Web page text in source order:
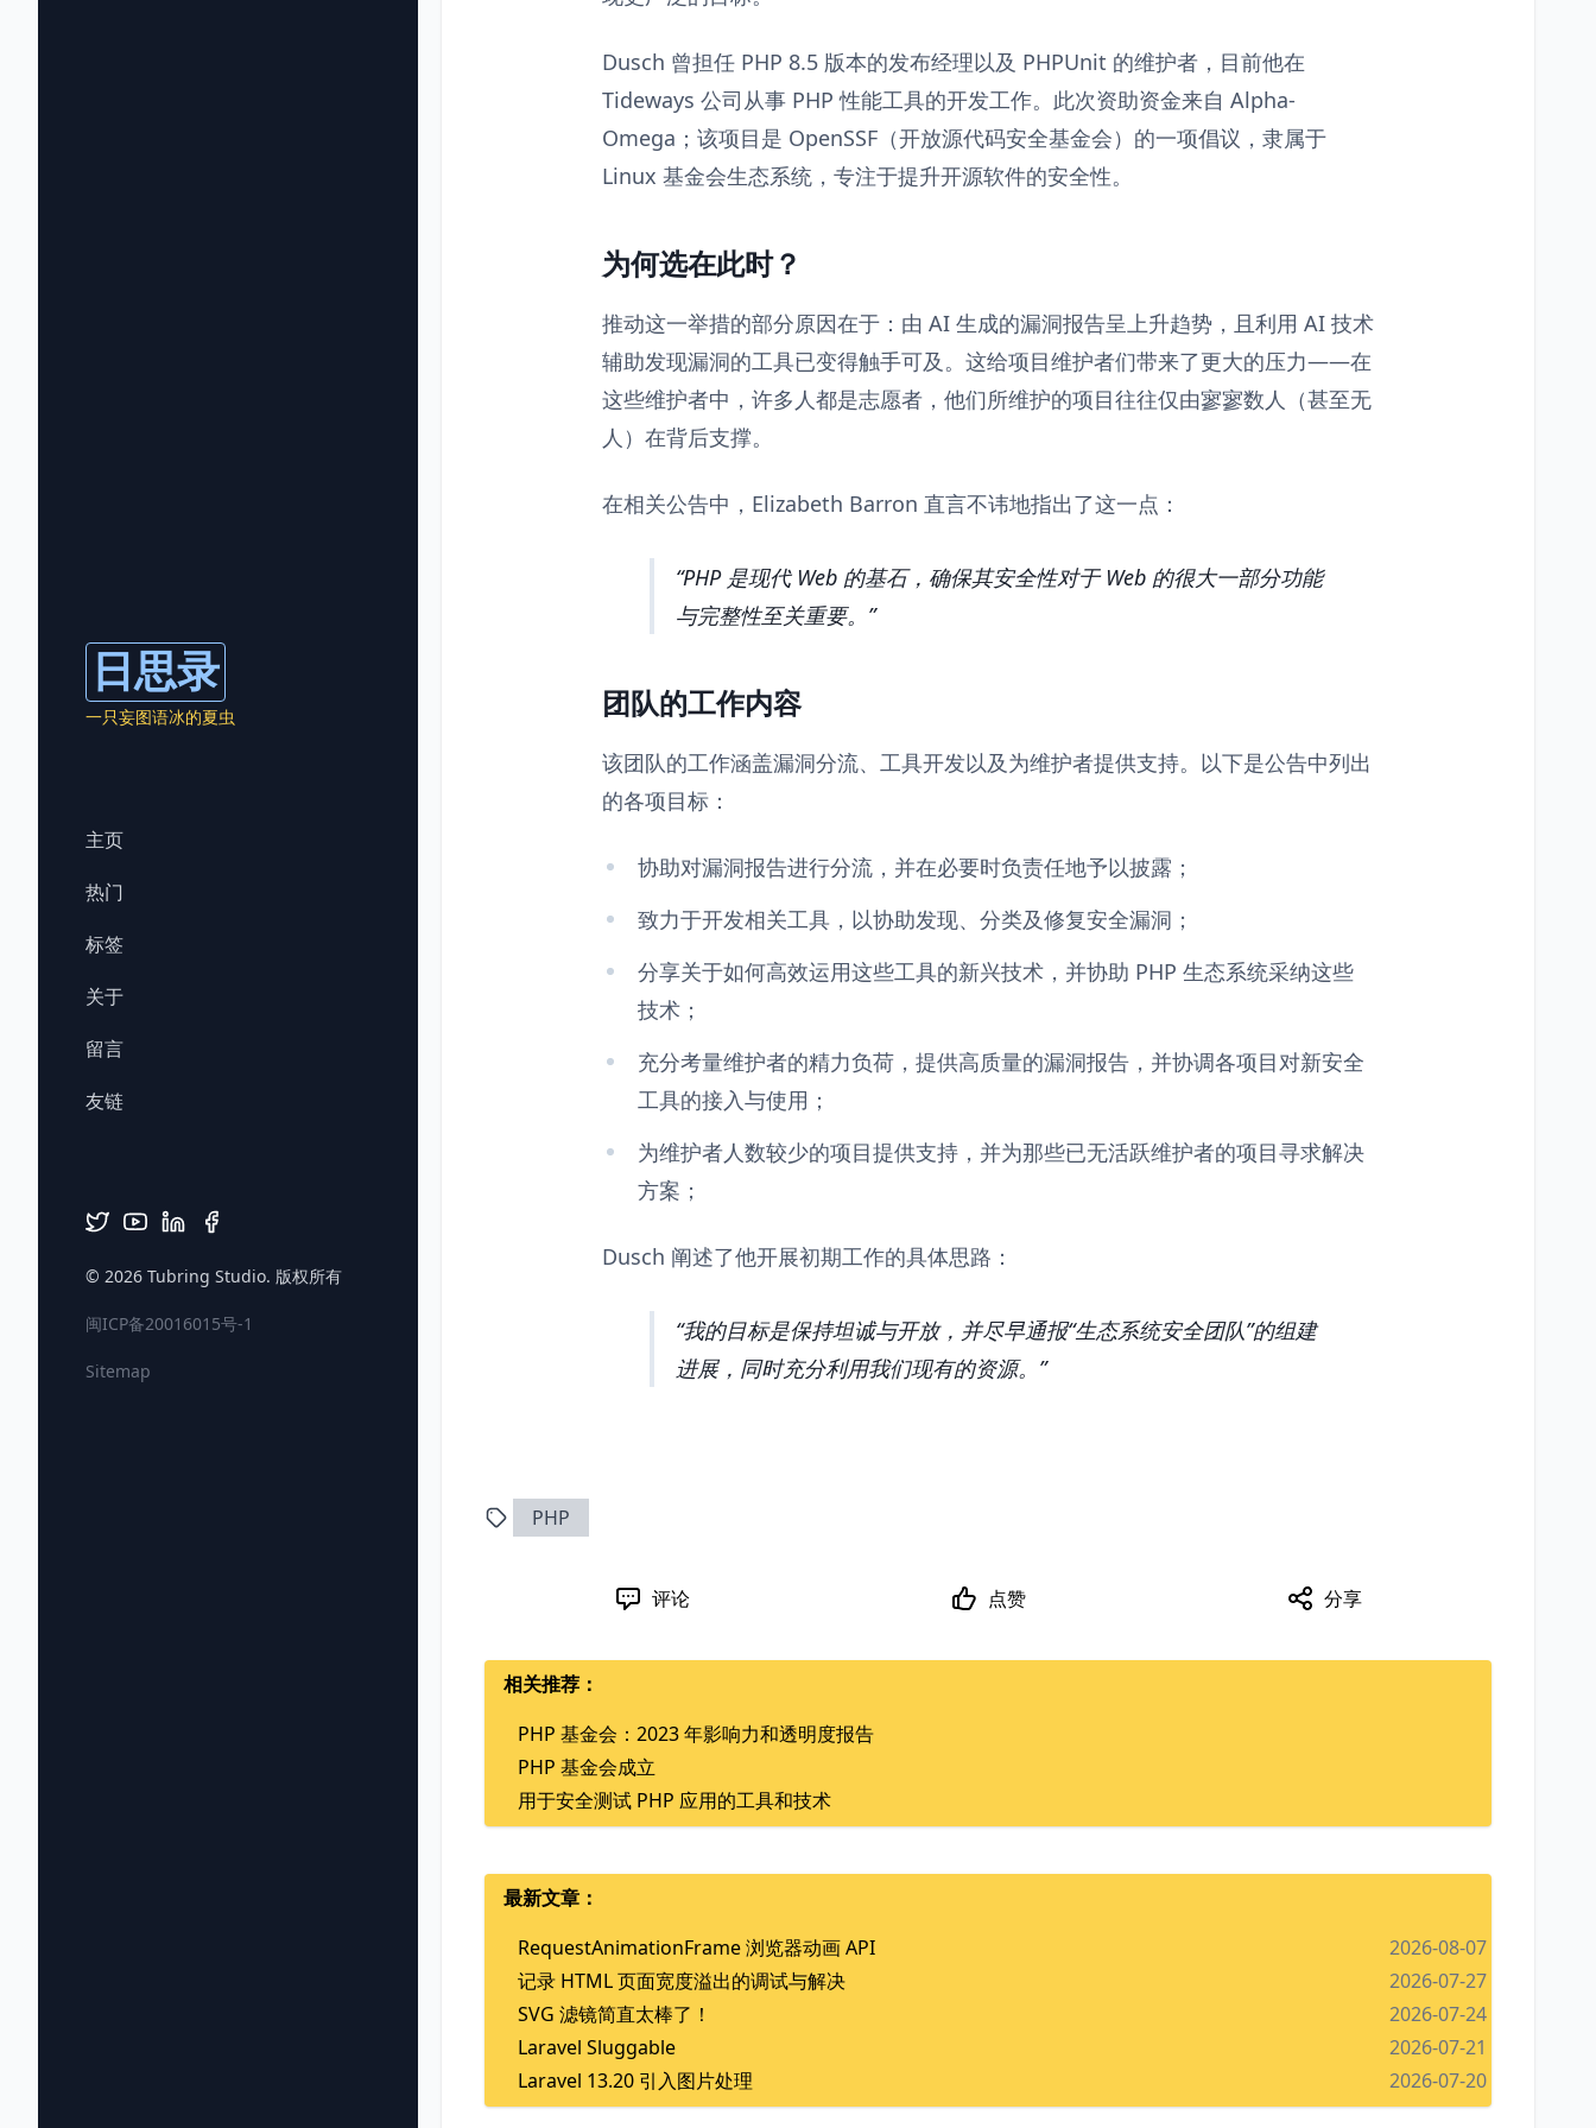
日思录
一只妄图语冰的夏虫
主页
热门
标签
关于
留言
友链
© 2026 Tubring Studio. 版权所有
闽ICP备20016015号-1
Sitemap
Dusch 曾担任 PHP 8.5 版本的发布经理以及 PHPUnit 的维护者，目前他在
Tideways 公司从事 PHP 性能工具的开发工作。此次资助资金来自 Alpha-
Omega；该项目是 OpenSSF（开放源代码安全基金会）的一项倡议，隶属于
Linux 基金会生态系统，专注于提升开源软件的安全性。
为何选在此时？
推动这一举措的部分原因在于：由 AI 生成的漏洞报告呈上升趋势，且利用 AI 技术
辅助发现漏洞的工具已变得触手可及。这给项目维护者们带来了更大的压力——在
这些维护者中，许多人都是志愿者，他们所维护的项目往往仅由寥寥数人（甚至无
人）在背后支撑。
在相关公告中，Elizabeth Barron 直言不讳地指出了这一点：
PHP 是现代 Web 的基石，确保其安全性对于 Web 的很大一部分功能
与完整性至关重要。
团队的工作内容
该团队的工作涵盖漏洞分流、工具开发以及为维护者提供支持。以下是公告中列出
的各项目标：
协助对漏洞报告进行分流，并在必要时负责任地予以披露；
致力于开发相关工具，以协助发现、分类及修复安全漏洞；
分享关于如何高效运用这些工具的新兴技术，并协助 PHP 生态系统采纳这些
技术；
充分考量维护者的精力负荷，提供高质量的漏洞报告，并协调各项目对新安全
工具的接入与使用；
为维护者人数较少的项目提供支持，并为那些已无活跃维护者的项目寻求解决
方案；
Dusch 阐述了他开展初期工作的具体思路：
我的目标是保持坦诚与开放，并尽早通报“生态系统安全团队”的组建
进展，同时充分利用我们现有的资源。
PHP
评论 点赞 分享
相关推荐：
PHP 基金会：2023 年影响力和透明度报告
PHP 基金会成立
用于安全测试 PHP 应用的工具和技术
最新文章：
RequestAnimationFrame 浏览器动画 API
2026-08-07
记录 HTML 页面宽度溢出的调试与解决
2026-07-27
SVG 滤镜简直太棒了！
2026-07-24
Laravel Sluggable
2026-07-21
Laravel 13.20 引入图片处理
2026-07-20